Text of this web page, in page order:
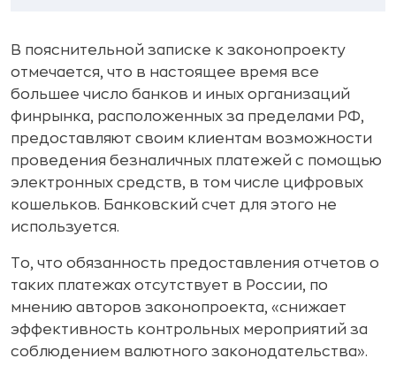
В пояснительной записке к законопроекту
отмечается, что в настоящее время все
большее число банков и иных организаций
финрынка, расположенных за пределами РФ,
предоставляют своим клиентам возможности
проведения безналичных платежей с помощью
электронных средств, в том числе цифровых
кошельков. Банковский счет для этого не
используется.
То, что обязанность предоставления отчетов о
таких платежах отсутствует в России, по
мнению авторов законопроекта, «снижает
эффективность контрольных мероприятий за
соблюдением валютного законодательства».